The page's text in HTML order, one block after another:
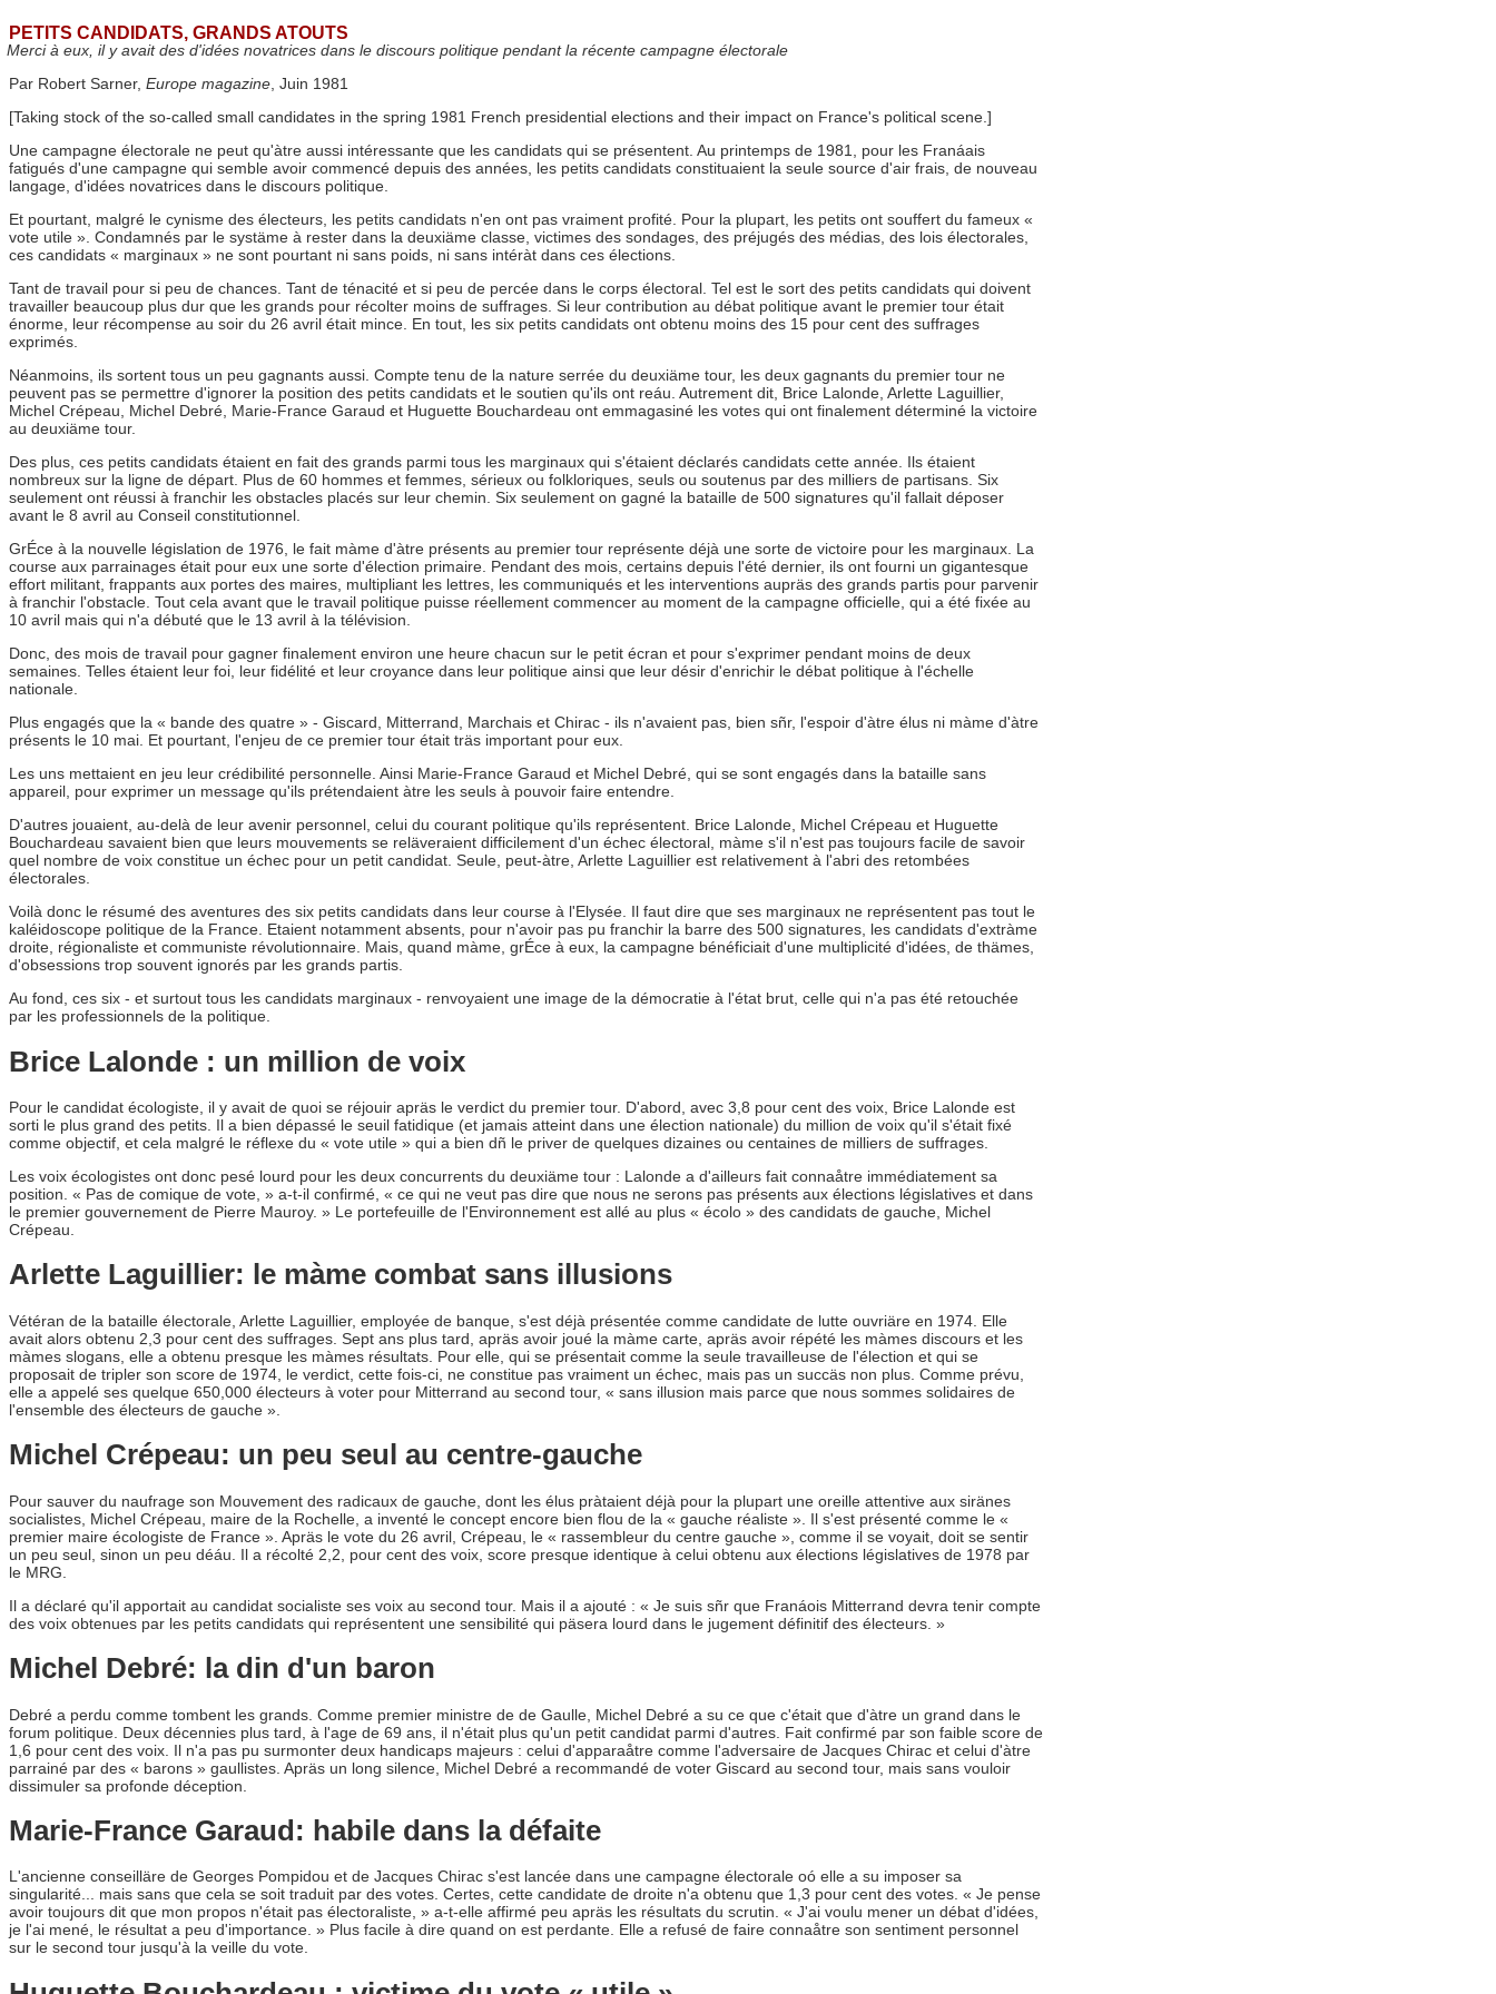
PETITS CANDIDATS, GRANDS ATOUTS
Merci à eux, il y avait des d'idées novatrices dans le discours politique pendant la récente campagne électorale
Par Robert Sarner, Europe magazine, Juin 1981
[Taking stock of the so-called small candidates in the spring 1981 French presidential elections and their impact on France's political scene.]
Une campagne électorale ne peut qu'àtre aussi intéressante que les candidats qui se présentent. Au printemps de 1981, pour les Franáais
fatigués d'une campagne qui semble avoir commencé depuis des années, les petits candidats constituaient la seule source d'air frais, de nouveau
langage, d'idées novatrices dans le discours politique.
Et pourtant, malgré le cynisme des électeurs, les petits candidats n'en ont pas vraiment profité. Pour la plupart, les petits ont souffert du fameux «
vote utile ». Condamnés par le systäme à rester dans la deuxiäme classe, victimes des sondages, des préjugés des médias, des lois électorales,
ces candidats « marginaux » ne sont pourtant ni sans poids, ni sans intéràt dans ces élections.
Tant de travail pour si peu de chances. Tant de ténacité et si peu de percée dans le corps électoral. Tel est le sort des petits candidats qui doivent
travailler beaucoup plus dur que les grands pour récolter moins de suffrages. Si leur contribution au débat politique avant le premier tour était
énorme, leur récompense au soir du 26 avril était mince. En tout, les six petits candidats ont obtenu moins des 15 pour cent des suffrages
exprimés.
Néanmoins, ils sortent tous un peu gagnants aussi. Compte tenu de la nature serrée du deuxiäme tour, les deux gagnants du premier tour ne
peuvent pas se permettre d'ignorer la position des petits candidats et le soutien qu'ils ont reáu. Autrement dit, Brice Lalonde, Arlette Laguillier,
Michel Crépeau, Michel Debré, Marie-France Garaud et Huguette Bouchardeau ont emmagasiné les votes qui ont finalement déterminé la victoire
au deuxiäme tour.
Des plus, ces petits candidats étaient en fait des grands parmi tous les marginaux qui s'étaient déclarés candidats cette année. Ils étaient
nombreux sur la ligne de départ. Plus de 60 hommes et femmes, sérieux ou folkloriques, seuls ou soutenus par des milliers de partisans. Six
seulement ont réussi à franchir les obstacles placés sur leur chemin. Six seulement on gagné la bataille de 500 signatures qu'il fallait déposer
avant le 8 avril au Conseil constitutionnel.
GrÉce à la nouvelle législation de 1976, le fait màme d'àtre présents au premier tour représente déjà une sorte de victoire pour les marginaux. La
course aux parrainages était pour eux une sorte d'élection primaire. Pendant des mois, certains depuis l'été dernier, ils ont fourni un gigantesque
effort militant, frappants aux portes des maires, multipliant les lettres, les communiqués et les interventions aupräs des grands partis pour parvenir
à franchir l'obstacle. Tout cela avant que le travail politique puisse réellement commencer au moment de la campagne officielle, qui a été fixée au
10 avril mais qui n'a débuté que le 13 avril à la télévision.
Donc, des mois de travail pour gagner finalement environ une heure chacun sur le petit écran et pour s'exprimer pendant moins de deux
semaines. Telles étaient leur foi, leur fidélité et leur croyance dans leur politique ainsi que leur désir d'enrichir le débat politique à l'échelle
nationale.
Plus engagés que la « bande des quatre » - Giscard, Mitterrand, Marchais et Chirac - ils n'avaient pas, bien sñr, l'espoir d'àtre élus ni màme d'àtre
présents le 10 mai. Et pourtant, l'enjeu de ce premier tour était träs important pour eux.
Les uns mettaient en jeu leur crédibilité personnelle. Ainsi Marie-France Garaud et Michel Debré, qui se sont engagés dans la bataille sans
appareil, pour exprimer un message qu'ils prétendaient àtre les seuls à pouvoir faire entendre.
D'autres jouaient, au-delà de leur avenir personnel, celui du courant politique qu'ils représentent. Brice Lalonde, Michel Crépeau et Huguette
Bouchardeau savaient bien que leurs mouvements se reläveraient difficilement d'un échec électoral, màme s'il n'est pas toujours facile de savoir
quel nombre de voix constitue un échec pour un petit candidat. Seule, peut-àtre, Arlette Laguillier est relativement à l'abri des retombées
électorales.
Voilà donc le résumé des aventures des six petits candidats dans leur course à l'Elysée. Il faut dire que ses marginaux ne représentent pas tout le
kaléidoscope politique de la France. Etaient notamment absents, pour n'avoir pas pu franchir la barre des 500 signatures, les candidats d'extràme
droite, régionaliste et communiste révolutionnaire. Mais, quand màme, grÉce à eux, la campagne bénéficiait d'une multiplicité d'idées, de thämes,
d'obsessions trop souvent ignorés par les grands partis.
Au fond, ces six - et surtout tous les candidats marginaux - renvoyaient une image de la démocratie à l'état brut, celle qui n'a pas été retouchée
par les professionnels de la politique.
Brice Lalonde : un million de voix
Pour le candidat écologiste, il y avait de quoi se réjouir apräs le verdict du premier tour. D'abord, avec 3,8 pour cent des voix, Brice Lalonde est
sorti le plus grand des petits. Il a bien dépassé le seuil fatidique (et jamais atteint dans une élection nationale) du million de voix qu'il s'était fixé
comme objectif, et cela malgré le réflexe du « vote utile » qui a bien dñ le priver de quelques dizaines ou centaines de milliers de suffrages.
Les voix écologistes ont donc pesé lourd pour les deux concurrents du deuxiäme tour : Lalonde a d'ailleurs fait connaåtre immédiatement sa
position. « Pas de comique de vote, » a-t-il confirmé, « ce qui ne veut pas dire que nous ne serons pas présents aux élections législatives et dans
le premier gouvernement de Pierre Mauroy. » Le portefeuille de l'Environnement est allé au plus « écolo » des candidats de gauche, Michel
Crépeau.
Arlette Laguillier: le màme combat sans illusions
Vétéran de la bataille électorale, Arlette Laguillier, employée de banque, s'est déjà présentée comme candidate de lutte ouvriäre en 1974. Elle
avait alors obtenu 2,3 pour cent des suffrages. Sept ans plus tard, apräs avoir joué la màme carte, apräs avoir répété les màmes discours et les
màmes slogans, elle a obtenu presque les màmes résultats. Pour elle, qui se présentait comme la seule travailleuse de l'élection et qui se
proposait de tripler son score de 1974, le verdict, cette fois-ci, ne constitue pas vraiment un échec, mais pas un succäs non plus. Comme prévu,
elle a appelé ses quelque 650,000 électeurs à voter pour Mitterrand au second tour, « sans illusion mais parce que nous sommes solidaires de
l'ensemble des électeurs de gauche ».
Michel Crépeau: un peu seul au centre-gauche
Pour sauver du naufrage son Mouvement des radicaux de gauche, dont les élus pràtaient déjà pour la plupart une oreille attentive aux siränes
socialistes, Michel Crépeau, maire de la Rochelle, a inventé le concept encore bien flou de la « gauche réaliste ». Il s'est présenté comme le «
premier maire écologiste de France ». Apräs le vote du 26 avril, Crépeau, le « rassembleur du centre gauche », comme il se voyait, doit se sentir
un peu seul, sinon un peu déáu. Il a récolté 2,2, pour cent des voix, score presque identique à celui obtenu aux élections législatives de 1978 par
le MRG.
Il a déclaré qu'il apportait au candidat socialiste ses voix au second tour. Mais il a ajouté : « Je suis sñr que Franáois Mitterrand devra tenir compte
des voix obtenues par les petits candidats qui représentent une sensibilité qui päsera lourd dans le jugement définitif des électeurs. »
Michel Debré: la din d'un baron
Debré a perdu comme tombent les grands. Comme premier ministre de de Gaulle, Michel Debré a su ce que c'était que d'àtre un grand dans le
forum politique. Deux décennies plus tard, à l'age de 69 ans, il n'était plus qu'un petit candidat parmi d'autres. Fait confirmé par son faible score de
1,6 pour cent des voix. Il n'a pas pu surmonter deux handicaps majeurs : celui d'apparaåtre comme l'adversaire de Jacques Chirac et celui d'àtre
parrainé par des « barons » gaullistes. Apräs un long silence, Michel Debré a recommandé de voter Giscard au second tour, mais sans vouloir
dissimuler sa profonde déception.
Marie-France Garaud: habile dans la défaite
L'ancienne conseilläre de Georges Pompidou et de Jacques Chirac s'est lancée dans une campagne électorale oó elle a su imposer sa
singularité... mais sans que cela se soit traduit par des votes. Certes, cette candidate de droite n'a obtenu que 1,3 pour cent des votes. « Je pense
avoir toujours dit que mon propos n'était pas électoraliste, » a-t-elle affirmé peu apräs les résultats du scrutin. « J'ai voulu mener un débat d'idées,
je l'ai mené, le résultat a peu d'importance. » Plus facile à dire quand on est perdante. Elle a refusé de faire connaåtre son sentiment personnel
sur le second tour jusqu'à la veille du vote.